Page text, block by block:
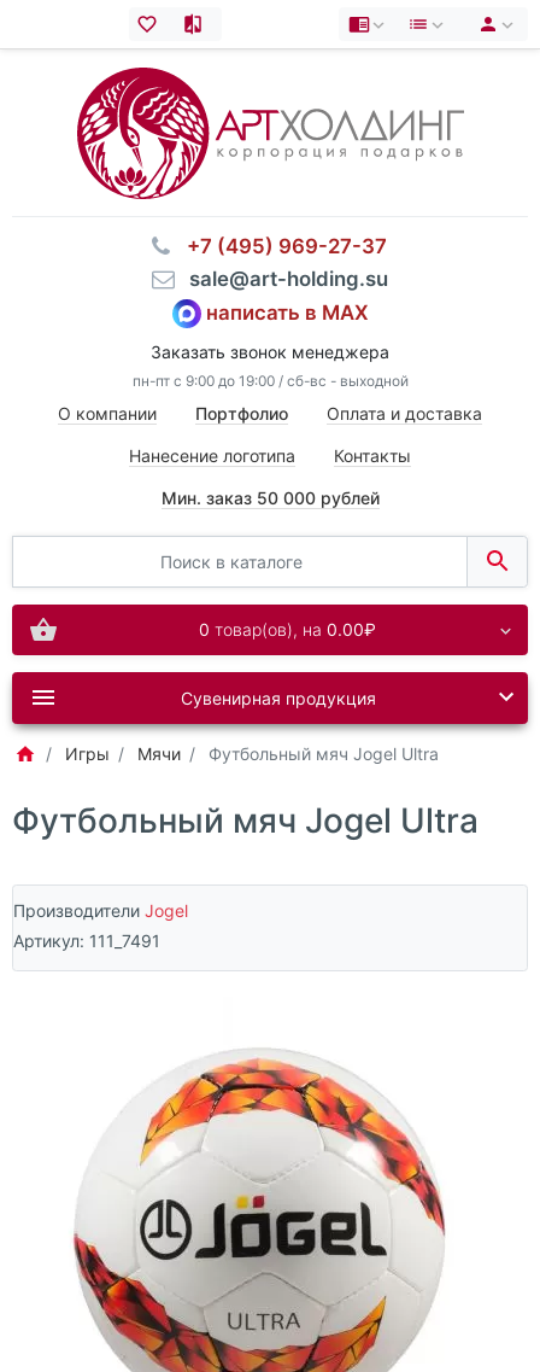
⠀+7 (495) 969-27-37
⠀sale@art-holding.su
написать в MAX
Заказать звонок менеджера
пн-пт с 9:00 до 19:00 / сб-вс - выходной
О компании Портфолио Оплата и доставка
Нанесение логотипа Контакты
Мин. заказ 50 000 рублей
0 товар(ов), на 0.00₽
Сувенирная продукция
Игры Мячи Футбольный мяч Jogel Ultra
Футбольный мяч Jogel Ultra
Производители Jogel
Артикул: 111_7491